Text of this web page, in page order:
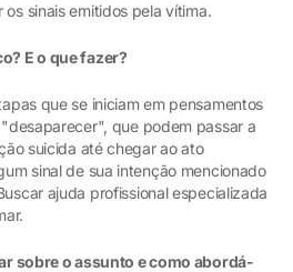
sinais emitidos pela vítima.
E o que fazer?
que se iniciam em pensamentos
que podem passar a
suicida até chegar ao ato
sinal de sua intenção mencionado
ajuda profissional especializada
sobre o assunto e como abordá-